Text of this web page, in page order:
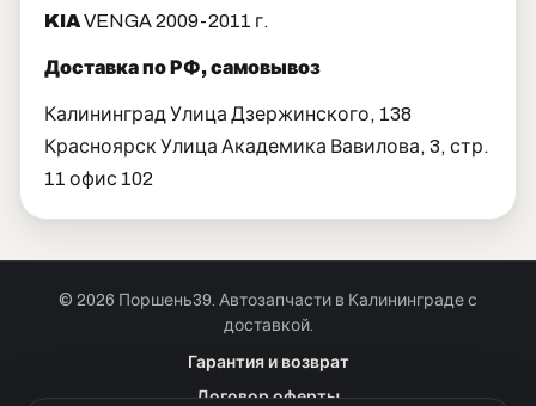
KIAVENGA 2009-2011 г.
Доставка по РФ, самовывоз
Калининград Улица Дзержинского, 138
Красноярск Улица Академика Вавилова, 3, стр.
11 офис 102
© 2026 Поршень39. Автозапчасти в Калининграде с
доставкой.
Гарантия и возврат
Договор оферты
+7 901 390 0 390